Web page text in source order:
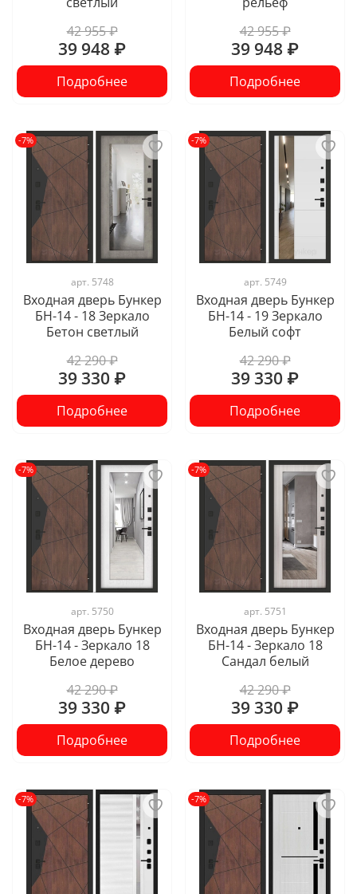
42 955 ₽
39 948 ₽
Подробнее
42 955 ₽
39 948 ₽
Подробнее
-7%
арт. 5748
Входная дверь Бункер
БН-14 - 18 Зеркало
Бетон светлый
42 290 ₽
39 330 ₽
Подробнее
-7%
арт. 5749
Входная дверь Бункер
БН-14 - 19 Зеркало
Белый софт
42 290 ₽
39 330 ₽
Подробнее
-7%
арт. 5750
Входная дверь Бункер
БН-14 - Зеркало 18
Белое дерево
42 290 ₽
39 330 ₽
Подробнее
-7%
арт. 5751
Входная дверь Бункер
БН-14 - Зеркало 18
Сандал белый
42 290 ₽
39 330 ₽
Подробнее
-7% -7%